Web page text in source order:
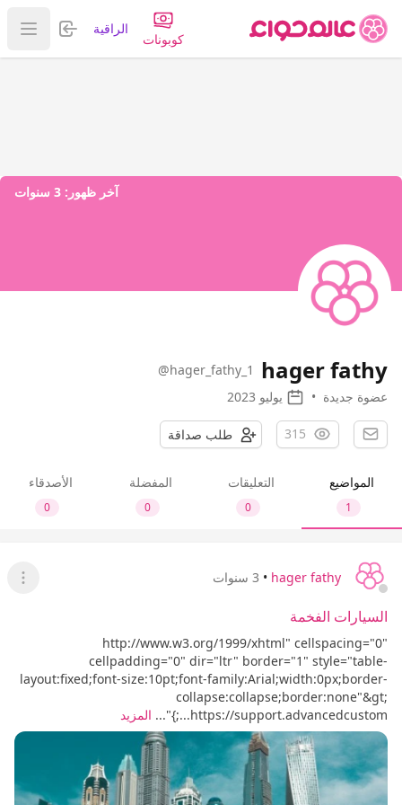
كوبونات
الراقية تسجيل
عرض
آخر ظهور: 3 سنوات
hager fathy
@hager_fathy_1
عضوة جديدة • يوليو 2023
315 طلب صداقة
المواضيع
1
التعليقات
0
المفضلة
0
الأصدقاء
0
hager fathy
• 3 سنوات
عرض
السيارات الفخمة
http://www.w3.org/1999/xhtml" cellspacing="0"
cellpadding="0" dir="ltr" border="1" style="table-
layout:fixed;font-size:10pt;font-family:Arial;width:0px;border-
collapse:collapse;border:none"&gt;
https://support.advancedcustom...;}"...
المزيد